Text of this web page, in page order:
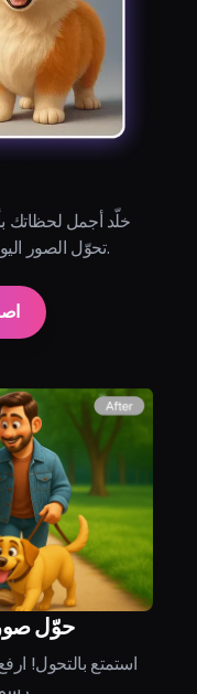
خلّد أجمل لحظاتك
تحوّل الصور اليومية لمشاهد حميمية كرتونية تدوم للأبد.
حوّل
استمتع بالتحول!